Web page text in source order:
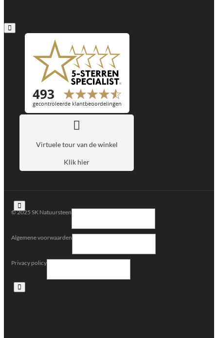
Virtuele tour van de winkel
Klik hier
© 2025 SK Natuursteen
Algemene voorwaarden
Privacy policy